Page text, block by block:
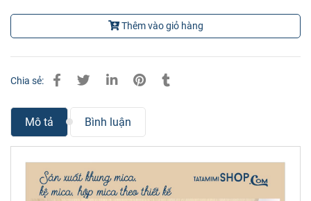
Thêm vào giỏ hàng
Chia sẻ:
Mô tả Bình luận